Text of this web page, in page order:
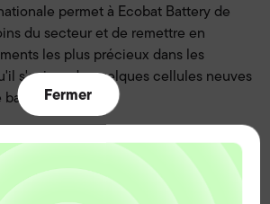
Fermer
permet à Ecobat Battery de
du secteur et de remettre en
les plus précieux dans les
s'agisse de quelques cellules neuves
complet.
expérience de plus de 70 ans et
de haut niveau dispensée à chaque
est en mesure de proposer à ses
économiques ou des solutions à